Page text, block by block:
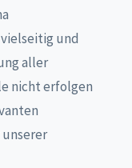
und
aller
nicht erfolgen